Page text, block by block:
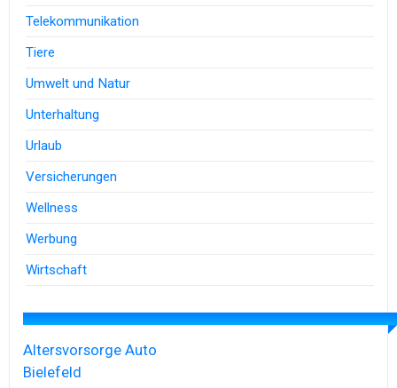
Telekommunikation
Tiere
Umwelt und Natur
Unterhaltung
Urlaub
Versicherungen
Wellness
Werbung
Wirtschaft
Altersvorsorge Auto
Bielefeld